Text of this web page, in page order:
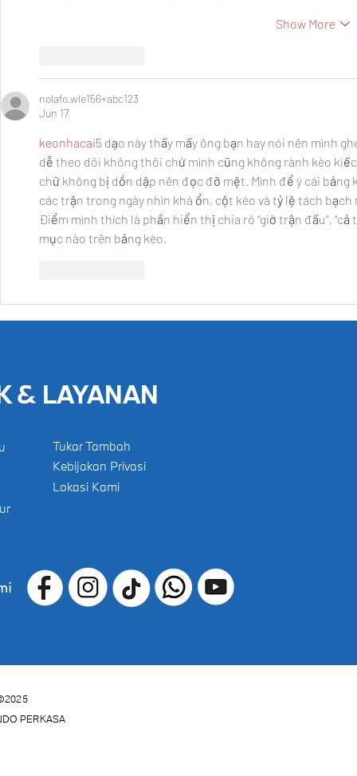
Show More
nolafo.wle156+abc123
Jun 17
keonhacai5 dạo này thấy mấy ông bạn hay nói nên mình
dễ theo dõi không thôi chứ mình cũng không rành kèo
chữ không bị dồn dập nên đọc đỡ mệt. Mình để ý cái
các trận trong ngày nhìn khá ổn, cột kèo và tỷ lệ tách
Điểm mình thích là phần hiển thị chia rõ “giờ trận đấu”, “cả
mục nào trên bảng kèo.
& LAYANAN
Tukar Tambah
Kebijakan Privasi
Lokasi Kami
PERKASA